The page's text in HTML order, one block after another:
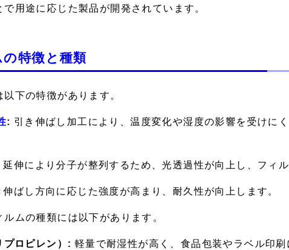
用途に応じた製品が開発されています。
特徴と種類
下の特徴があります。
: 引き伸ばし加工により、温度変化や湿度の影響を受けに
延伸により分子が整列するため、光透過性が向上し、フィ
伸ばし方向に応じた強度が高まり、耐久性が向上します。
ムの種類には以下があります。
プロピレン）: 軽量で耐湿性が高く、食品包装やラベル印刷